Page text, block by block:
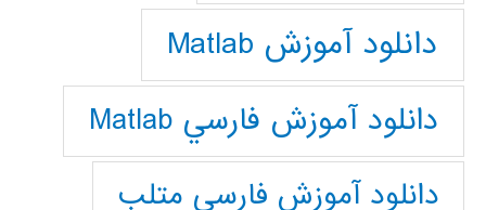
دانلود آموزش Matlab
دانلود آموزش فارسي Matlab
دانلود آموزش فارسي متلب